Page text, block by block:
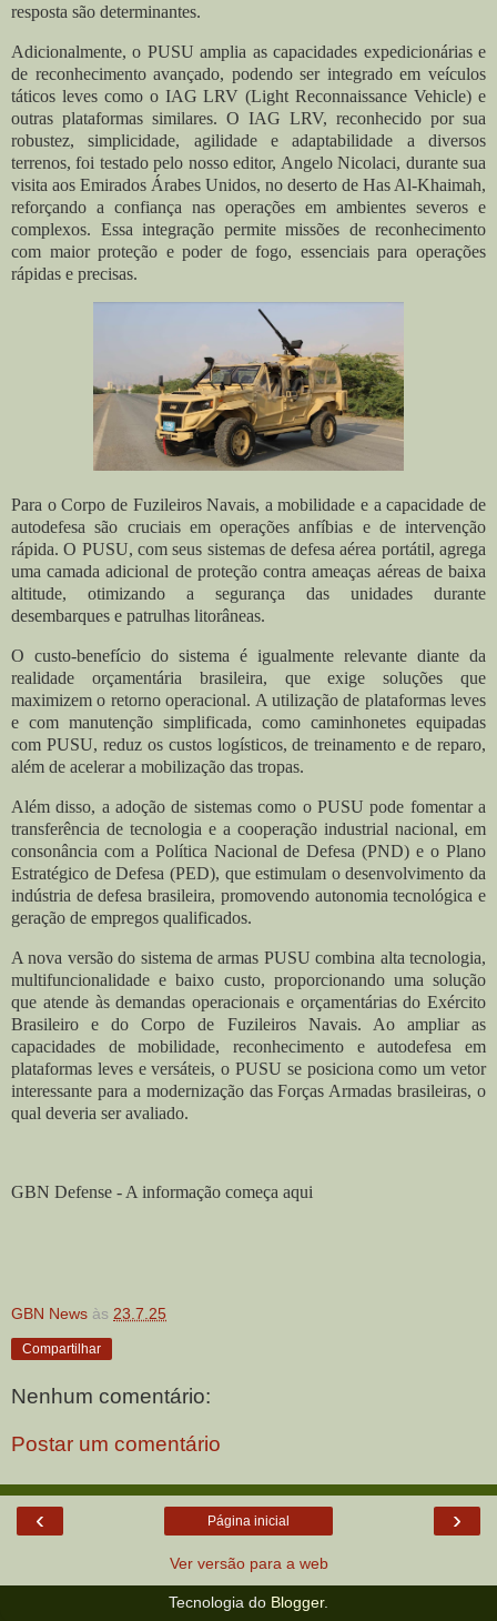
resposta são determinantes.
Adicionalmente, o PUSU amplia as capacidades expedicionárias e
de reconhecimento avançado, podendo ser integrado em veículos
táticos leves como o IAG LRV (Light Reconnaissance Vehicle) e
outras plataformas similares. O IAG LRV, reconhecido por sua
robustez, simplicidade, agilidade e adaptabilidade a diversos
terrenos, foi testado pelo nosso editor, Angelo Nicolaci, durante sua
visita aos Emirados Árabes Unidos, no deserto de Has Al-Khaimah,
reforçando a confiança nas operações em ambientes severos e
complexos. Essa integração permite missões de reconhecimento
com maior proteção e poder de fogo, essenciais para operações
rápidas e precisas.
Para o Corpo de Fuzileiros Navais, a mobilidade e a capacidade de
autodefesa são cruciais em operações anfíbias e de intervenção
rápida. O PUSU, com seus sistemas de defesa aérea portátil, agrega
uma camada adicional de proteção contra ameaças aéreas de baixa
altitude, otimizando a segurança das unidades durante
desembarques e patrulhas litorâneas.
O custo-benefício do sistema é igualmente relevante diante da
realidade orçamentária brasileira, que exige soluções que
maximizem o retorno operacional. A utilização de plataformas leves
e com manutenção simplificada, como caminhonetes equipadas
com PUSU, reduz os custos logísticos, de treinamento e de reparo,
além de acelerar a mobilização das tropas.
Além disso, a adoção de sistemas como o PUSU pode fomentar a
transferência de tecnologia e a cooperação industrial nacional, em
consonância com a Política Nacional de Defesa (PND) e o Plano
Estratégico de Defesa (PED), que estimulam o desenvolvimento da
indústria de defesa brasileira, promovendo autonomia tecnológica e
geração de empregos qualificados.
A nova versão do sistema de armas PUSU combina alta tecnologia,
multifuncionalidade e baixo custo, proporcionando uma solução
que atende às demandas operacionais e orçamentárias do Exército
Brasileiro e do Corpo de Fuzileiros Navais. Ao ampliar as
capacidades de mobilidade, reconhecimento e autodefesa em
plataformas leves e versáteis, o PUSU se posiciona como um vetor
interessante para a modernização das Forças Armadas brasileiras, o
qual deveria ser avaliado.
GBN Defense - A informação começa aqui
GBN News às 23.7.25
Compartilhar
Nenhum comentário:
Postar um comentário
‹ ›
Página inicial
Ver versão para a web
Tecnologia do Blogger.